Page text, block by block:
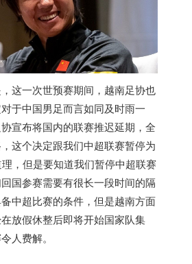
这一次世预赛期间， 越南足协也
于中国男足而言如同及时雨一
协宣布将国内的联赛推迟延期，全
这个决定跟我们中超联赛暂停为
，但是要知道我们暂停中超联赛
国参赛需要有很长一段时间的隔
中超比赛的条件，但是越南方面
放假休整后即将开始国家队集
人费解。